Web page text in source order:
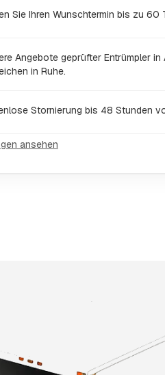
Sie Ihren Wunschtermin bis zu 60
Angebote geprüfter Entrümpler
in Ruhe.
Stornierung bis 48 Stunden
ansehen